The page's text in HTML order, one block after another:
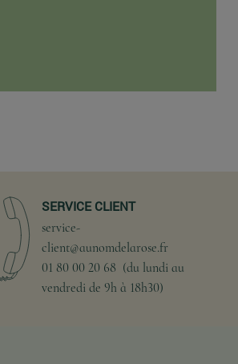
SERVICE CLIENT
service-
client@aunomdelarose.fr
01 80 00 20 68 (du lundi au
vendredi de 9h à 18h30)